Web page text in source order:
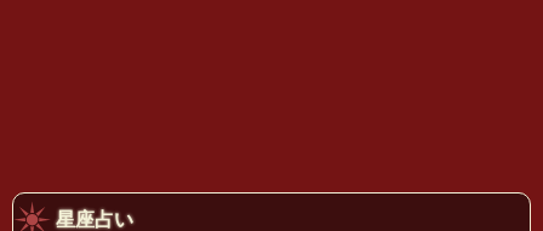
星座占い